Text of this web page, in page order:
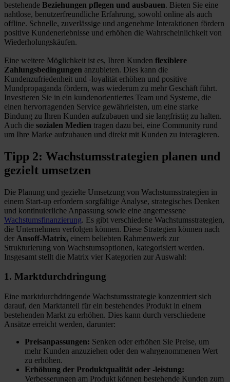
bestehende Beziehungen pflegen und ausbauen. Bieten Sie eine
nahtlose, benutzerfreundliche Erfahrung, sowohl online als auch
offline. Schnelle, zuverlässige und angenehme Interaktionen fördern
positive Kundenerlebnisse und erhöhen die Wahrscheinlichkeit von
Wiederholungskäufen.
Eine weitere Möglichkeit ist es, Ihren Kunden flexiblere
Zahlungsbedingungen anzubieten. Dies kann die
Kundenzufriedenheit und -loyalität erhöhen und positive
Mundpropaganda fördern, was wiederum zu mehr Geschäft führt.
Investieren Sie in ein kundenorientiertes Team und Systeme, die
einen hervorragenden Service gewährleisten, um eine starke
Bindung zu Ihren Kunden aufzubauen und sie langfristig zu halten.
Auch die sozialen Medien tragen dazu bei, eine Community rund
um Ihre Marke aufzubauen und direkt mit Kunden zu interagieren.
Tipp 2: Wachstumsstrategien planen und
gezielt umsetzen
Die Planung und gezielte Umsetzung von Wachstumsstrategien in
einem Start-up erfordern sorgfältige Analyse, strategisches Denken
und kontinuierliche Anpassung sowie eine angemessene
Wachstumsfinanzierung. Es gibt verschiedene Wachstumsstrategien,
die Unternehmen verfolgen können. Diese Strategien können nach
der Ansoff-Matrix, einem beliebten Rahmenwerk zur
Strukturierung von Wachstumsoptionen, kategorisiert werden.
Insgesamt stellt die Matrix vier Kategorien zur Auswahl:
1. Marktdurchdringung
Eine marktdurchdringende Wachstumsstrategie konzentriert sich
darauf, den Marktanteil für ein bestehendes Produkt in einem
bestehenden Markt zu erhöhen. Dies kann durch verschiedene
Ansätze erreicht werden, darunter:
Preisanpassungen: Senken oder erhöhen Sie Preise, um
mehr Kunden anzuziehen oder den wahrgenommenen Wert
zu erhöhen.
Erhöhung der Produktqualität oder -leistung:
Verbesserungen am Produkt können bestehende Kunden zum